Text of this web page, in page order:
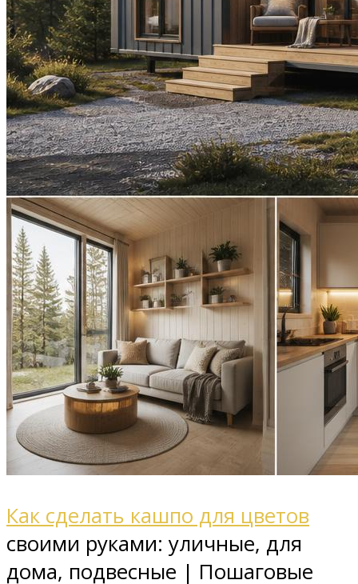
Как сделать кашпо для цветов
своими руками: уличные, для
дома, подвесные | Пошаговые